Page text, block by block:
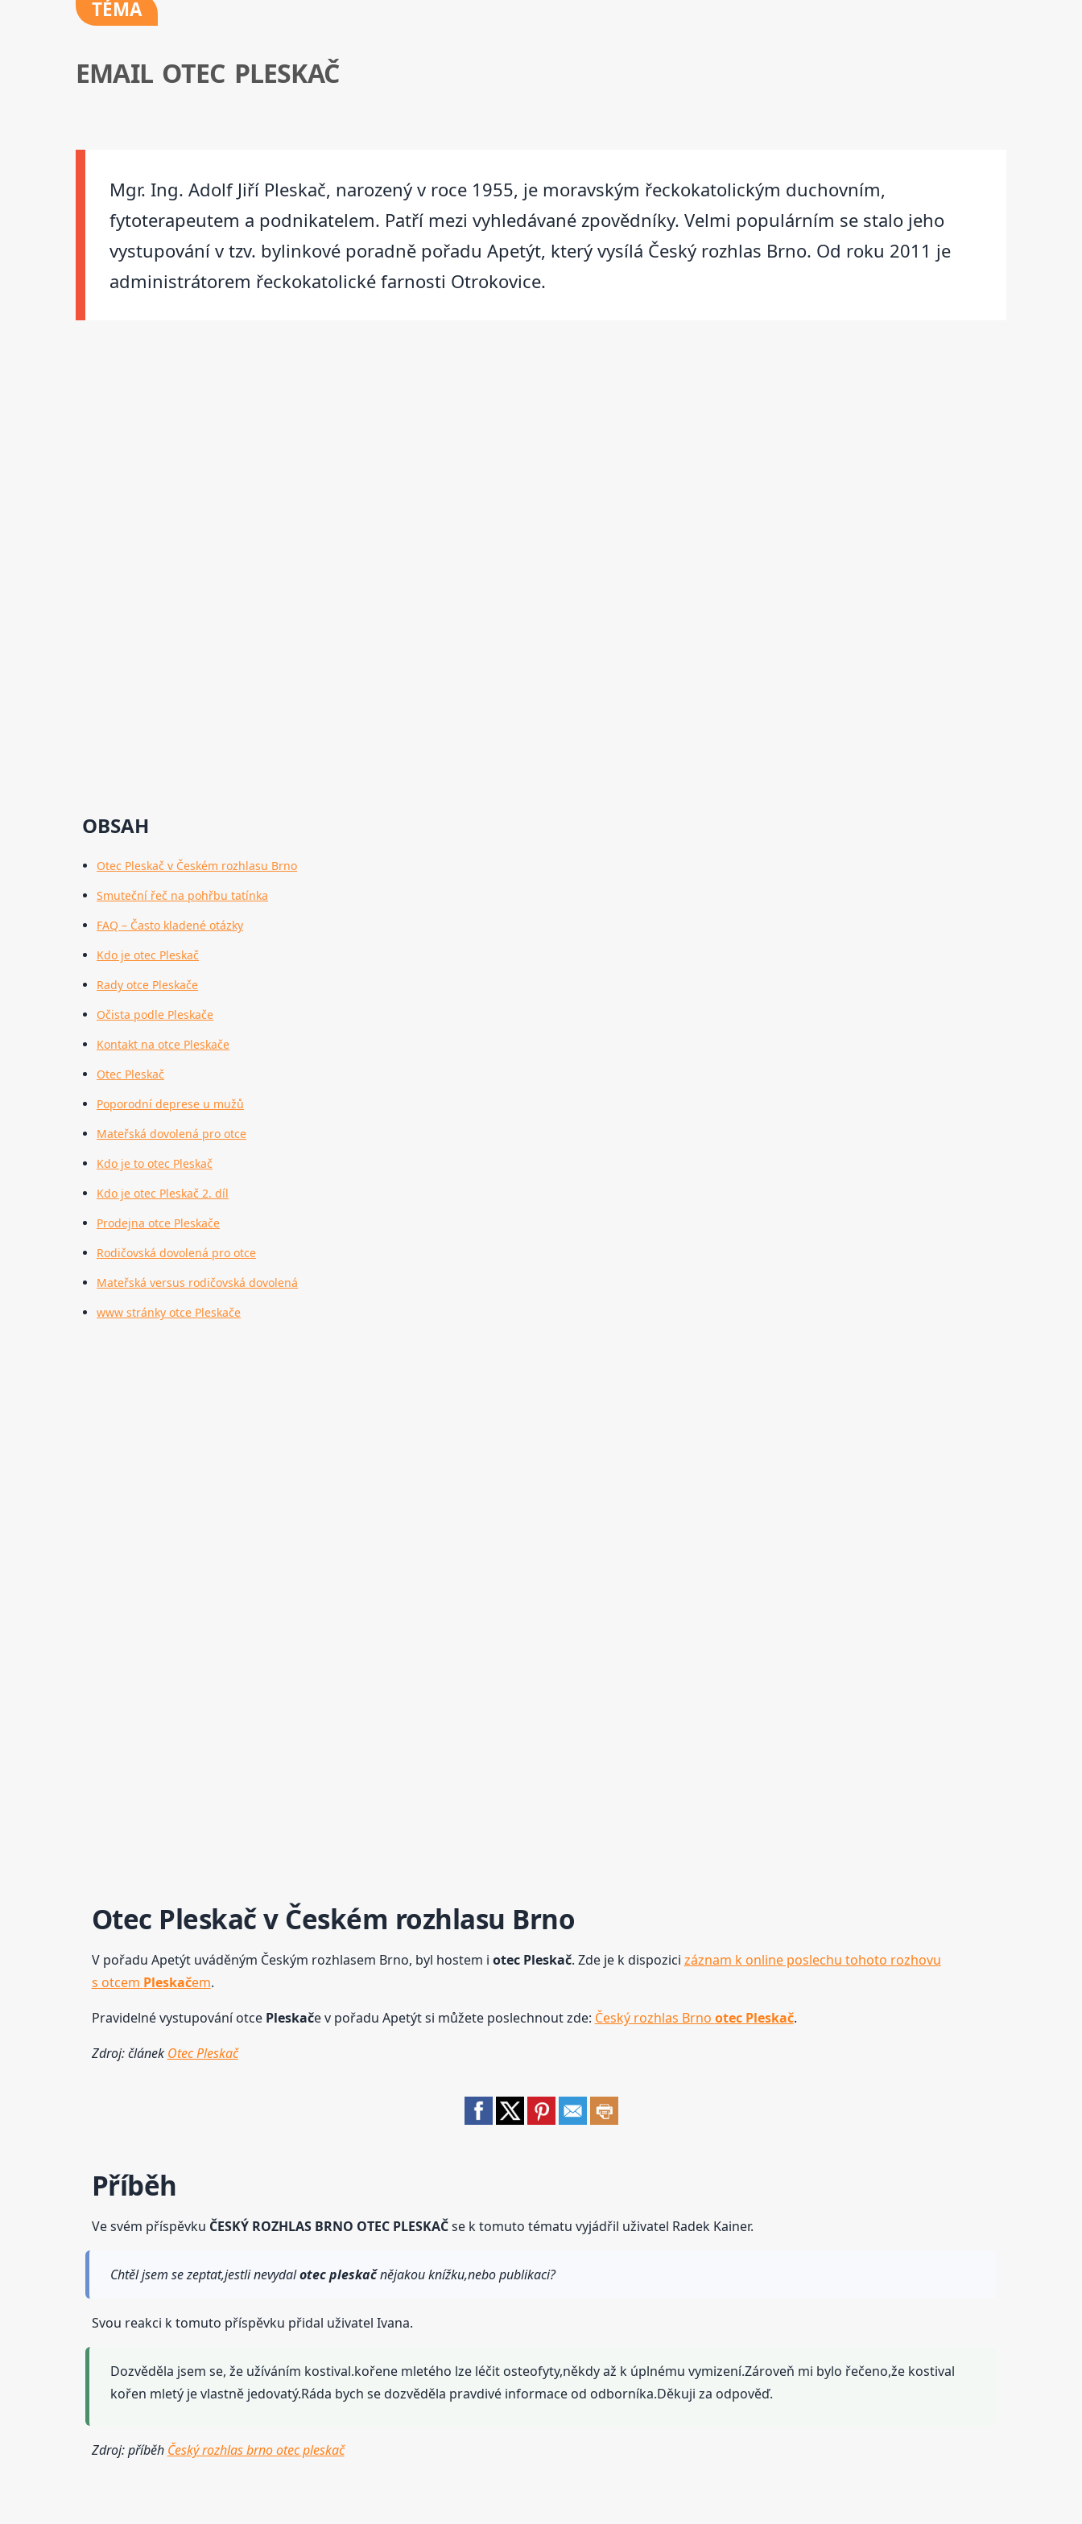
TÉMA
EMAIL OTEC PLESKAČ
Mgr. Ing. Adolf Jiří Pleskač, narozený v roce 1955, je moravským řeckokatolickým duchovním,
fytoterapeutem a podnikatelem. Patří mezi vyhledávané zpovědníky. Velmi populárním se stalo jeho
vystupování v tzv. bylinkové poradně pořadu Apetýt, který vysílá Český rozhlas Brno. Od roku 2011 je
administrátorem řeckokatolické farnosti Otrokovice.
OBSAH
Otec Pleskač v Českém rozhlasu Brno
Smuteční řeč na pohřbu tatínka
FAQ – Často kladené otázky
Kdo je otec Pleskač
Rady otce Pleskače
Očista podle Pleskače
Kontakt na otce Pleskače
Otec Pleskač
Poporodní deprese u mužů
Mateřská dovolená pro otce
Kdo je to otec Pleskač
Kdo je otec Pleskač 2. díl
Prodejna otce Pleskače
Rodičovská dovolená pro otce
Mateřská versus rodičovská dovolená
www stránky otce Pleskače
Otec Pleskačv Českém rozhlasu Brno
V pořadu Apetýt uváděným Českým rozhlasem Brno, byl hostem i otec Pleskač. Zde je k dispozici záznam k online poslechu tohoto rozhovu
s otcem Pleskačem.
Pravidelné vystupování otce Pleskače v pořadu Apetýt si můžete poslechnout zde: Český rozhlas Brno otec Pleskač.
Zdroj: článek Otec Pleskač
Příběh
Ve svém příspěvku ČESKÝ ROZHLAS BRNO OTEC PLESKAČse k tomuto tématu vyjádřil uživatel Radek Kainer.
Chtěl jsem se zeptat,jestli nevydalotecpleskačnějakou knížku,nebo publikaci?
Svou reakci k tomuto příspěvku přidal uživatel Ivana.
Dozvěděla jsem se, že užíváním kostival.kořene mletého lze léčit osteofyty,někdy až k úplnému vymizení.Zároveň mi bylo řečeno,že kostival
kořen mletý je vlastně jedovatý.Ráda bych se dozvěděla pravdivé informace od odborníka.Děkuji za odpověď.
Zdroj: příběh Český rozhlas brno otec pleskač